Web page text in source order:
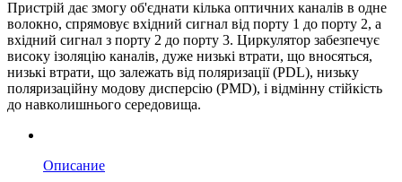
Пристрій дає змогу об'єднати кілька оптичних каналів в одне
волокно, спрямовує вхідний сигнал від порту 1 до порту 2, а
вхідний сигнал з порту 2 до порту 3. Циркулятор забезпечує
високу ізоляцію каналів, дуже низькі втрати, що вносяться,
низькі втрати, що залежать від поляризації (PDL), низьку
поляризаційну модову дисперсію (PMD), і відмінну стійкість
до навколишнього середовища.
Описание